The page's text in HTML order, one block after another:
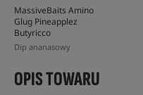
MassiveBaits Amino
Glug Pineapplez
Butyricco
Dip ananasowy
OPIS TOWARU